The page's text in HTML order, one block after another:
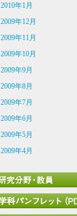
2010年1月
2009年12月
2009年11月
2009年10月
2009年9月
2009年8月
2009年7月
2009年6月
2009年5月
2009年4月